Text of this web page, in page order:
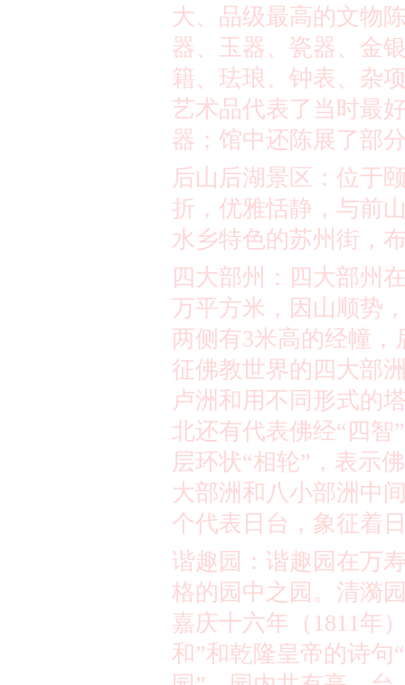
大、品级最高的文物
器、玉器、瓷器、金
籍、珐琅、钟表、杂
艺术品代表了当时最
器；馆中还陈展了部
后山后湖景区：位于
折，优雅恬静，与前
水乡特色的苏州街，
四大部州：四大部州
万平方米 ，因山顺势
两侧有3米高的经幢，
征佛教世界的四大部
卢洲和用不同形式的
北还有代表佛经“ 四智”
层环状“相轮” ，表示
大部洲和八小部洲中
个代表日台，象征着
谐趣园：谐趣园在万
格的园中之园。清漪
嘉庆十六年（ 1811年
和”和乾隆皇帝的诗句“